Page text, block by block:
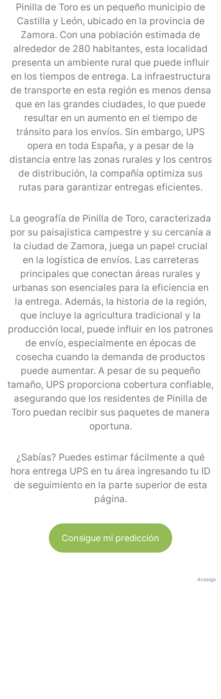
Pinilla de Toro es un pequeño municipio de
Castilla y León, ubicado en la provincia de
Zamora. Con una población estimada de
alrededor de 280 habitantes, esta localidad
presenta un ambiente rural que puede influir
en los tiempos de entrega. La infraestructura
de transporte en esta región es menos densa
que en las grandes ciudades, lo que puede
resultar en un aumento en el tiempo de
tránsito para los envíos. Sin embargo, UPS
opera en toda España, y a pesar de la
distancia entre las zonas rurales y los centros
de distribución, la compañía optimiza sus
rutas para garantizar entregas eficientes.
La geografía de Pinilla de Toro, caracterizada
por su paisajística campestre y su cercanía a
la ciudad de Zamora, juega un papel crucial
en la logística de envíos. Las carreteras
principales que conectan áreas rurales y
urbanas son esenciales para la eficiencia en
la entrega. Además, la historia de la región,
que incluye la agricultura tradicional y la
producción local, puede influir en los patrones
de envío, especialmente en épocas de
cosecha cuando la demanda de productos
puede aumentar. A pesar de su pequeño
tamaño, UPS proporciona cobertura confiable,
asegurando que los residentes de Pinilla de
Toro puedan recibir sus paquetes de manera
oportuna.
¿Sabías? Puedes estimar fácilmente a qué
hora entrega UPS en tu área ingresando tu ID
de seguimiento en la parte superior de esta
página.
Consigue mi predicción
Anzeige